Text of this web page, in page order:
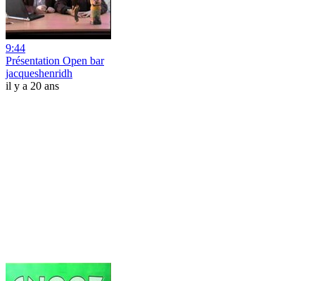
9:44
Présentation Open bar
jacqueshenridh
il y a 20 ans